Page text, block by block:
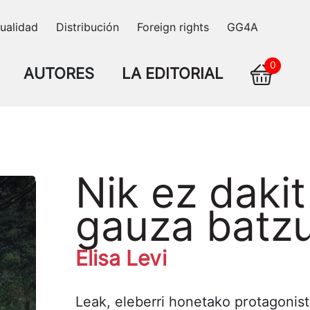
Distribución Foreign rights GG4A
AUTORES LA EDITORIAL 0
Nik ez
gauza
Elisa Levi
Leak, eleberri honetako